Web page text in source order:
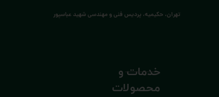
خدمات و
محصولات
تهران، حکیمیه، پردیس فنی و مهندسی شهید عباسپور